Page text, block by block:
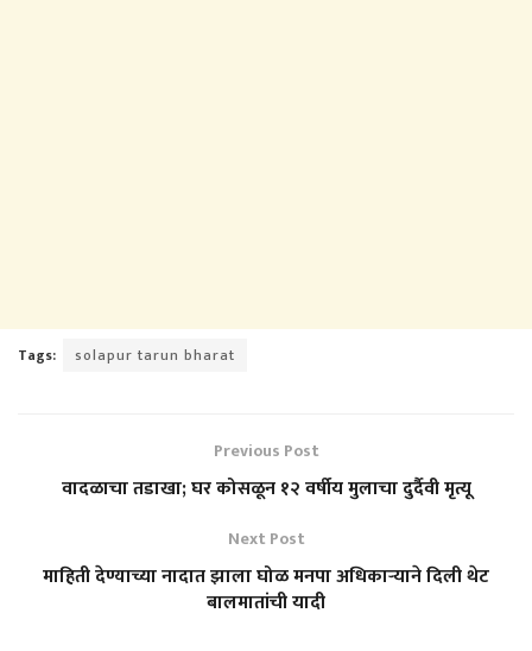
Tags: solapur tarun bharat
Previous Post
वादळाचा तडाखा; घर कोसळून १२ वर्षीय मुलाचा दुर्दैवी मृत्यू
Next Post
माहिती देण्याच्या नादात झाला घोळ मनपा अधिकाऱ्याने दिली थेट
बालमातांची यादी